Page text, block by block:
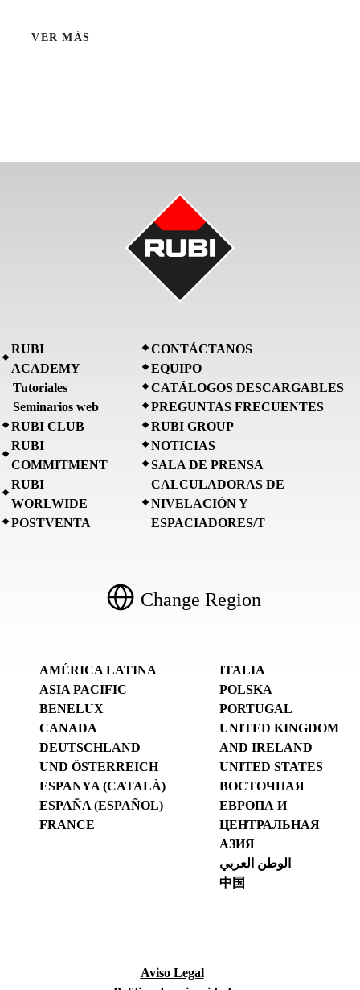
cerámicas o pavimentos. Dimensiones: 60x40x27cm.
VER MÁS
RUBI
ACADEMY
Tutoriales
Seminarios web
RUBI CLUB
RUBI
COMMITMENT
RUBI
WORLWIDE
POSTVENTA
CONTÁCTANOS
EQUIPO
CATÁLOGOS DESCARGABLES
PREGUNTAS FRECUENTES
RUBI GROUP
NOTICIAS
SALA DE PRENSA
CALCULADORAS DE
NIVELACIÓN Y
ESPACIADORES/T
Change Region
AMÉRICA LATINA
ASIA PACIFIC
BENELUX
CANADA
DEUTSCHLAND
UND ÖSTERREICH
ESPANYA (CATALÀ)
ESPAÑA (ESPAÑOL)
FRANCE
ITALIA
POLSKA
PORTUGAL
UNITED KINGDOM
AND IRELAND
UNITED STATES
ВОСТОЧНАЯ
ЕВРОПА И
ЦЕНТРАЛЬНАЯ
АЗИЯ
الوطن العربي
中国
Aviso Legal